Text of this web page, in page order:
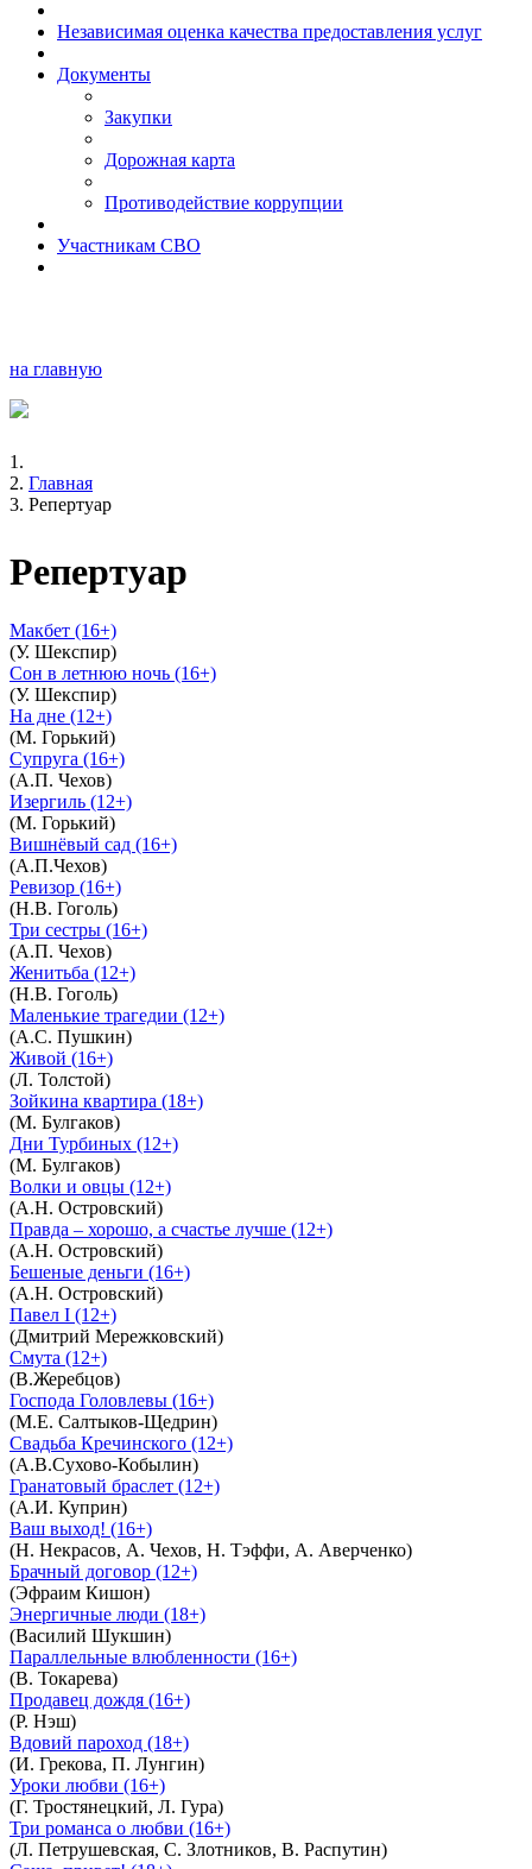
Независимая оценка качества предоставления услуг
Документы
Закупки
Дорожная карта
Противодействие коррупции
Участникам СВО
на главную
Главная
Репертуар
Репертуар
Макбет (16+)
(У. Шекспир)
Сон в летнюю ночь (16+)
(У. Шекспир)
На дне (12+)
(М. Горький)
Супруга (16+)
(А.П. Чехов)
Изергиль (12+)
(М. Горький)
Вишнёвый сад (16+)
(А.П.Чехов)
Ревизор (16+)
(Н.В. Гоголь)
Три сестры (16+)
(А.П. Чехов)
Женитьба (12+)
(Н.В. Гоголь)
Маленькие трагедии (12+)
(А.С. Пушкин)
Живой (16+)
(Л. Толстой)
Зойкина квартира (18+)
(М. Булгаков)
Дни Турбиных (12+)
(М. Булгаков)
Волки и овцы (12+)
(А.Н. Островский)
Правда – хорошо, а счастье лучше (12+)
(А.Н. Островский)
Бешеные деньги (16+)
(А.Н. Островский)
Павел I (12+)
(Дмитрий Мережковский)
Смута (12+)
(В.Жеребцов)
Господа Головлевы (16+)
(М.Е. Салтыков-Щедрин)
Свадьба Кречинского (12+)
(А.В.Сухово-Кобылин)
Гранатовый браслет (12+)
(А.И. Куприн)
Ваш выход! (16+)
(Н. Некрасов, А. Чехов, Н. Тэффи, А. Аверченко)
Брачный договор (12+)
(Эфраим Кишон)
Энергичные люди (18+)
(Василий Шукшин)
Параллельные влюбленности (16+)
(В. Токарева)
Продавец дождя (16+)
(Р. Нэш)
Вдовий пароход (18+)
(И. Грекова, П. Лунгин)
Уроки любви (16+)
(Г. Тростянецкий, Л. Гура)
Три романса о любви (16+)
(Л. Петрушевская, С. Злотников, В. Распутин)